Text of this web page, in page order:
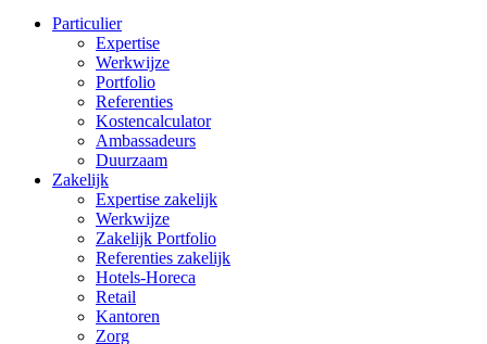
Particulier
Expertise
Werkwijze
Portfolio
Referenties
Kostencalculator
Ambassadeurs
Duurzaam
Zakelijk
Expertise zakelijk
Werkwijze
Zakelijk Portfolio
Referenties zakelijk
Hotels-Horeca
Retail
Kantoren
Zorg